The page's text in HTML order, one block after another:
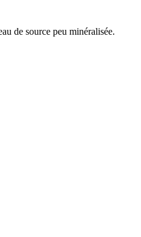
de source peu minéralisée.